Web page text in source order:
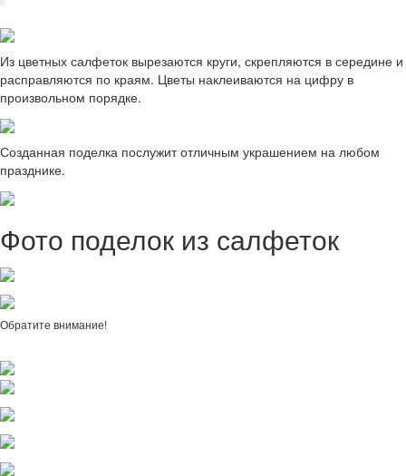
Из цветных салфеток вырезаются круги, скрепляются в середине и
расправляются по краям. Цветы наклеиваются на цифру в
произвольном порядке.
Созданная поделка послужит отличным украшением на любом
празднике.
Фото поделок из салфеток
Обратите внимание!